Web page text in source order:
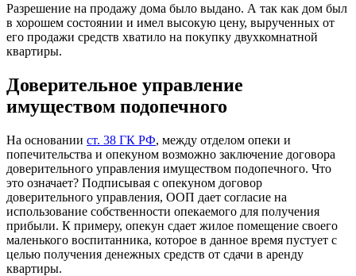
Разрешение на продажу дома было выдано. А так как дом был
в хорошем состоянии и имел высокую цену, вырученных от
его продажи средств хватило на покупку двухкомнатной
квартиры.
Доверительное управление
имуществом подопечного
На основании ст. 38 ГК РФ, между отделом опеки и
попечительства и опекуном возможно заключение договора
доверительного управления имуществом подопечного. Что
это означает? Подписывая с опекуном договор
доверительного управления, ООП дает согласие на
использование собственности опекаемого для получения
прибыли. К примеру, опекун сдает жилое помещение своего
маленького воспитанника, которое в данное время пустует с
целью получения денежных средств от сдачи в аренду
квартиры.